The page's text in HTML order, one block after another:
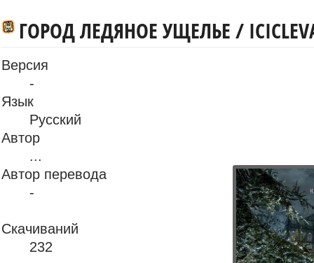
ГОРОД ЛЕДЯНОЕ УЩЕЛЬЕ /
Версия
-
Язык
Русский
Автор
...
Автор перевода
-
Скачиваний
232